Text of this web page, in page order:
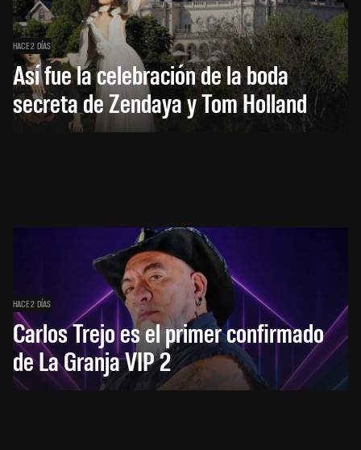
HACE 2 DÍAS
Así fue la celebración de la boda
secreta de Zendaya y Tom Holland
HACE 2 DÍAS
Carlos Trejo es el primer confirmado
de La Granja VIP 2